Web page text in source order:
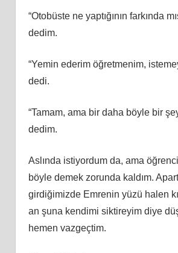
“Otobüste ne yaptığının farkında
dedim.
“Yemin ederim öğretmenim,
dedi.
“Tamam, ama bir daha böyle bir
dedim.
Aslında istiyordum da, ama
böyle demek zorunda kaldım.
girdiğimizde Emrenin yüzü halen
an şuna kendimi siktireyim diye
hemen vazgeçtim.